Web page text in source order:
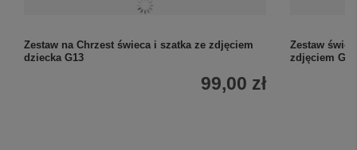
Zestaw na Chrzest świeca i szatka ze zdjęciem
dziecka G13
99,00 zł
Zestaw
zdjęciem G19